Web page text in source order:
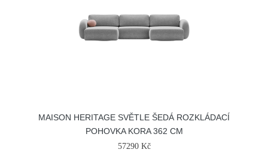
MAISON HERITAGE SVĚTLE ŠEDÁ ROZKLÁDACÍ
POHOVKA KORA 362 CM
57290 Kč